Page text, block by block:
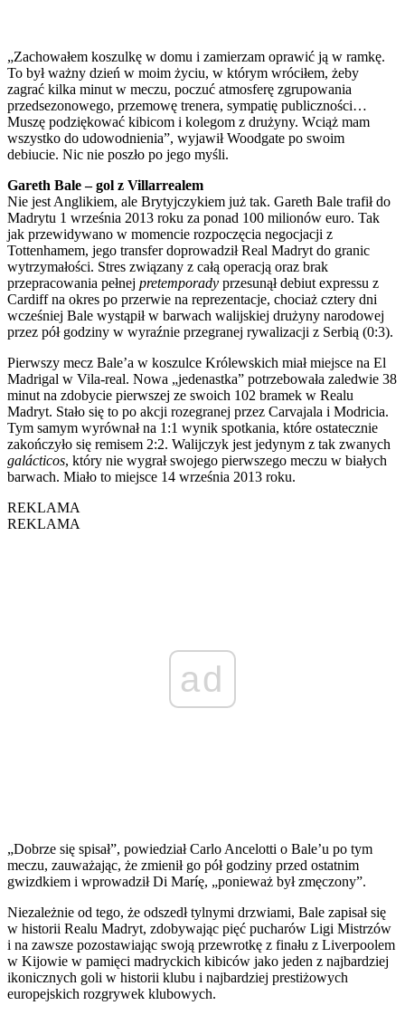
„Zachowałem koszulkę w domu i zamierzam oprawić ją w ramkę.
To był ważny dzień w moim życiu, w którym wróciłem, żeby
zagrać kilka minut w meczu, poczuć atmosferę zgrupowania
przedsezonowego, przemowę trenera, sympatię publiczności…
Muszę podziękować kibicom i kolegom z drużyny. Wciąż mam
wszystko do udowodnienia”, wyjawił Woodgate po swoim
debiucie. Nic nie poszło po jego myśli.
Gareth Bale – gol z Villarrealem
Nie jest Anglikiem, ale Brytyjczykiem już tak. Gareth Bale trafił do
Madrytu 1 września 2013 roku za ponad 100 milionów euro. Tak
jak przewidywano w momencie rozpoczęcia negocjacji z
Tottenhamem, jego transfer doprowadził Real Madryt do granic
wytrzymałości. Stres związany z całą operacją oraz brak
przepracowania pełnej pretemporady przesunął debiut expressu z
Cardiff na okres po przerwie na reprezentacje, chociaż cztery dni
wcześniej Bale wystąpił w barwach walijskiej drużyny narodowej
przez pół godziny w wyraźnie przegranej rywalizacji z Serbią (0:3).
Pierwszy mecz Bale’a w koszulce Królewskich miał miejsce na El
Madrigal w Vila-real. Nowa „jedenastka” potrzebowała zaledwie 38
minut na zdobycie pierwszej ze swoich 102 bramek w Realu
Madryt. Stało się to po akcji rozegranej przez Carvajala i Modricia.
Tym samym wyrównał na 1:1 wynik spotkania, które ostatecznie
zakończyło się remisem 2:2. Walijczyk jest jedynym z tak zwanych
galácticos, który nie wygrał swojego pierwszego meczu w białych
barwach. Miało to miejsce 14 września 2013 roku.
REKLAMA
REKLAMA
ad
„Dobrze się spisał”, powiedział Carlo Ancelotti o Bale’u po tym
meczu, zauważając, że zmienił go pół godziny przed ostatnim
gwizdkiem i wprowadził Di Maríę, „ponieważ był zmęczony”.
Niezależnie od tego, że odszedł tylnymi drzwiami, Bale zapisał się
w historii Realu Madryt, zdobywając pięć pucharów Ligi Mistrzów
i na zawsze pozostawiając swoją przewrotkę z finału z Liverpoolem
w Kijowie w pamięci madryckich kibiców jako jeden z najbardziej
ikonicznych goli w historii klubu i najbardziej prestiżowych
europejskich rozgrywek klubowych.